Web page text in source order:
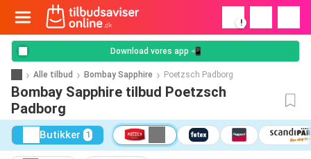
!
Download vores app 📲
Alle tilbud Bombay Sapphire Poetzsch Padborg
Bombay Sapphire tilbud Poetzsch
Padborg
Butikker 1